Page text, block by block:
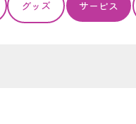
グッズ サービス